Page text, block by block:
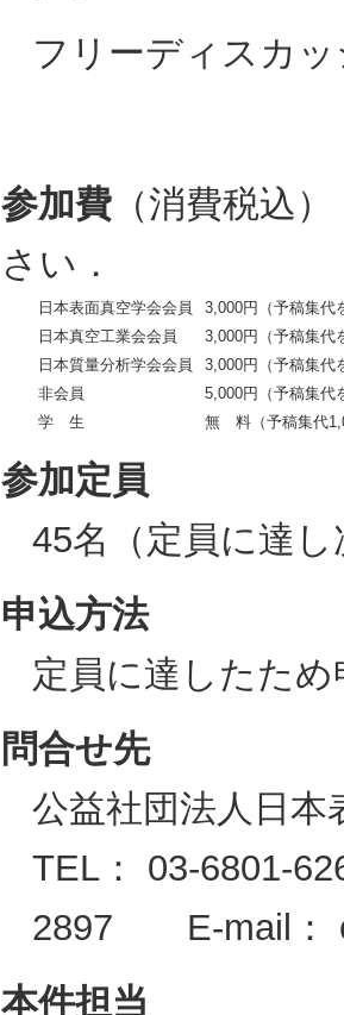
フリーディスカ
参加費 （消費税込
さい．
日本表面真空学会会員
3,000円（予稿集代
日本真空工業会会員
3,000円（予稿集代
日本質量分析学会会員
3,000円（予稿集代
非会員
5,000円（予稿集代
学 生
無 料（予稿集代
参加定員
45名（定員に達
申込方法
定員に達したた
問合せ先
公益社団法人日本
TEL： 03-6801-
2897 E-mail：
本件担当